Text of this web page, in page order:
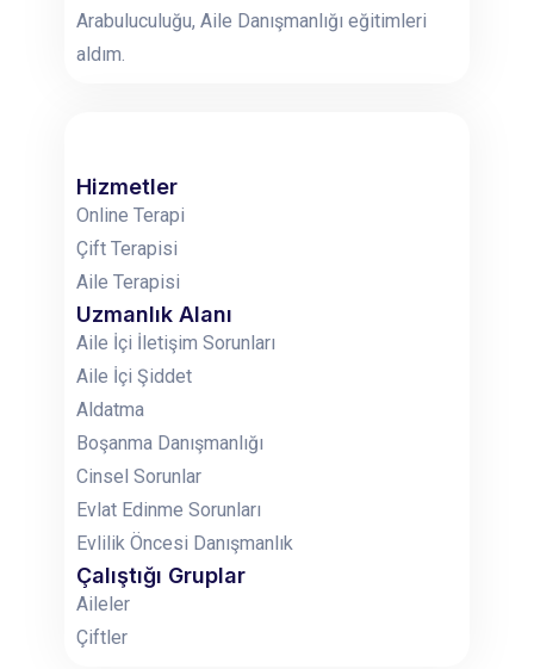
Arabuluculuğu, Aile Danışmanlığı eğitimleri
aldım.
Hizmetler
Online Terapi
Çift Terapisi
Aile Terapisi
Uzmanlık Alanı
Aile İçi İletişim Sorunları
Aile İçi Şiddet
Aldatma
Boşanma Danışmanlığı
Cinsel Sorunlar
Evlat Edinme Sorunları
Evlilik Öncesi Danışmanlık
Çalıştığı Gruplar
Aileler
Çiftler